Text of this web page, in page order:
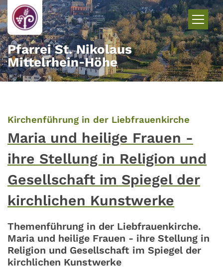
Zum Inhalt springen
Pfarrei St. Nikolaus
Mittelrhein‑Höhe
Kirchenführung in der Liebfrauenkirche
Maria und heilige Frauen -
ihre Stellung in Religion und
Gesellschaft im Spiegel der
kirchlichen Kunstwerke
Themenführung in der Liebfrauenkirche.
Maria und heilige Frauen - ihre Stellung in
Religion und Gesellschaft im Spiegel der
kirchlichen Kunstwerke